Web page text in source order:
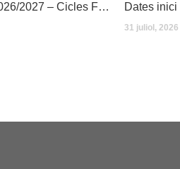
Dates inici de curso 2026/2027 – Cicles Formatius
31 juliol, 2026